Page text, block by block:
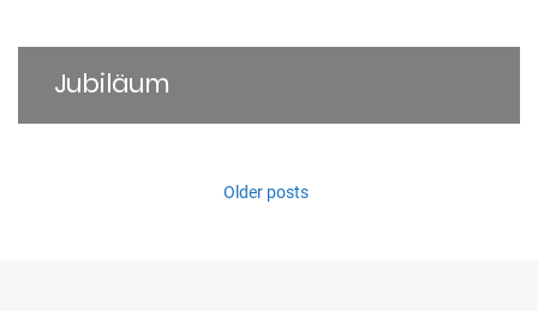
Jubiläum
Older posts